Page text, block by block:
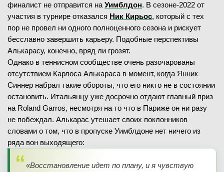
финалист не отправится на Уимблдон. В сезоне-2022 от
участия в турнире отказался Ник Кирьос, который с тех
пор не провел ни одного полноценного сезона и рискует
бесславно завершить карьеру. Подобные перспективы
Алькарасу, конечно, вряд ли грозят.
Однако в теннисном сообществе очень разочарованы
отсутствием Карлоса Алькараса в момент, когда Янник
Синнер набрал такие обороты, что его никто не в состоянии
остановить. Итальянцу уже досрочно отдают главный приз
на Roland Garros, несмотря на то что в Париже он ни разу
не побеждал. Алькарас утешает своих поклонников
словами о том, что в пропуске Уимблдоне нет ничего из
ряда вон выходящего:
«Восстановление идет по плану, и я чувствую